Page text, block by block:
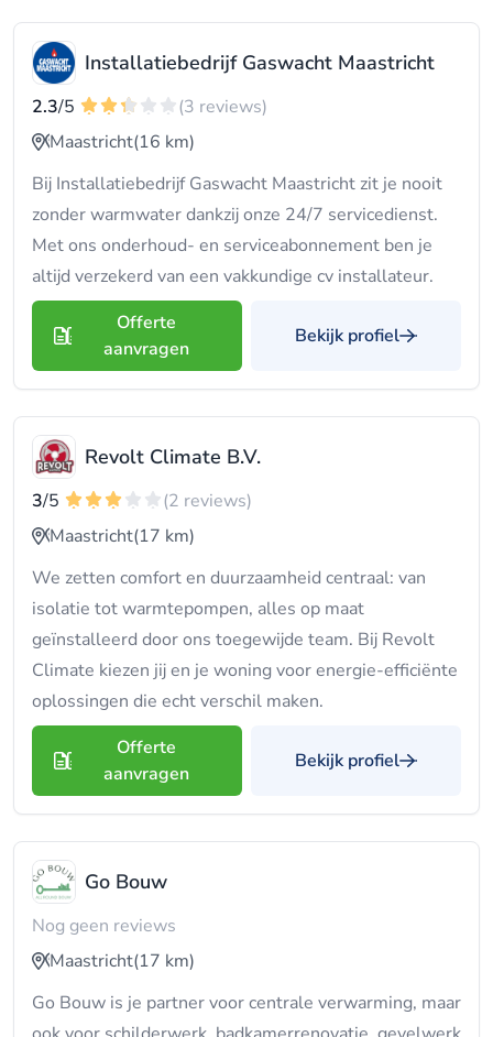
Installatiebedrijf Gaswacht Maastricht
2.3/5
(3 reviews)
Maastricht(16 km)
Bij Installatiebedrijf Gaswacht Maastricht zit je nooit
zonder warmwater dankzij onze 24/7 servicedienst.
Met ons onderhoud- en serviceabonnement ben je
altijd verzekerd van een vakkundige cv installateur.
Offerte
aanvragen
Bekijk profiel
Revolt Climate B.V.
3/5
(2 reviews)
Maastricht(17 km)
We zetten comfort en duurzaamheid centraal: van
isolatie tot warmtepompen, alles op maat
geïnstalleerd door ons toegewijde team. Bij Revolt
Climate kiezen jij en je woning voor energie-efficiënte
oplossingen die echt verschil maken.
Offerte
aanvragen
Bekijk profiel
Go Bouw
Nog geen reviews
Maastricht(17 km)
Go Bouw is je partner voor centrale verwarming, maar